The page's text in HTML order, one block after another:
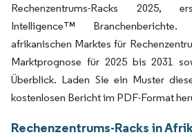
Rechenzentrums-Racks 2025,
Intelligence™
afrikanischen Marktes für
Marktprognose für 2025 bis 2031
Überblick. Laden Sie ein Muster
kostenlosen Bericht im PDF-Format
Rechenzentrums-Racks in